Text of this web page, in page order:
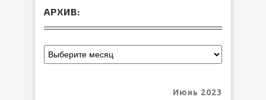
АРХИВ:
Июнь 2023